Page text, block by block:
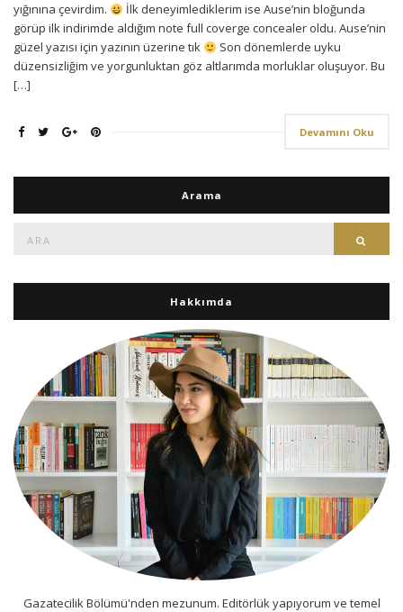
yığınına çevirdim.
İlk deneyimlediklerim ise Ause’nin bloğunda
görüp ilk indirimde aldığım note full coverge concealer oldu. Ause’nin
güzel yazısı için yazının üzerine tık
Son dönemlerde uyku
düzensizliğim ve yorgunluktan göz altlarımda morluklar oluşuyor. Bu
[…]
Devamını Oku
Arama
Hakkımda
Gazatecilik Bölümü'nden mezunum. Editörlük yapıyorum ve temel